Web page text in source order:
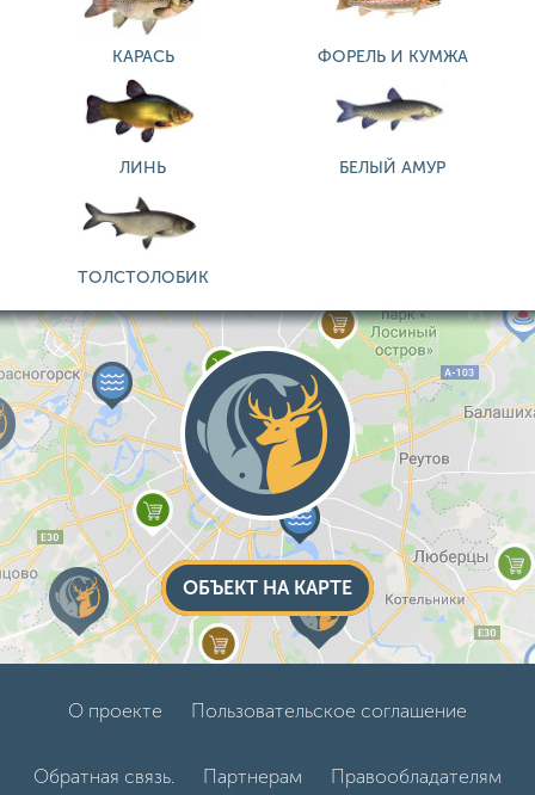
КАРАСЬ ФОРЕЛЬ И КУМЖА
ЛИНЬ БЕЛЫЙ АМУР
ТОЛСТОЛОБИК
ОБЪЕКТ НА КАРТЕ
О проекте Пользовательское соглашение
Обратная связь. Партнерам Правообладателям